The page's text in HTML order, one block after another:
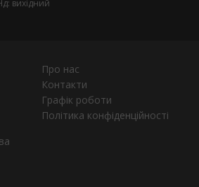
вихідний
Про нас
Контакти
Графік роботи
Політика конфіденційності